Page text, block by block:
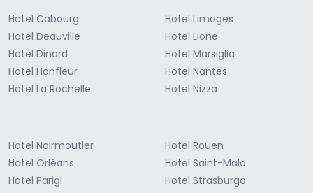
Hotel Cabourg
Hotel Deauville
Hotel Dinard
Hotel Honfleur
Hotel La Rochelle
Hotel Limoges
Hotel Lione
Hotel Marsiglia
Hotel Nantes
Hotel Nizza
Hotel Noirmoutier
Hotel Orléans
Hotel Parigi
Hotel Rouen
Hotel Saint-Malo
Hotel Strasburgo